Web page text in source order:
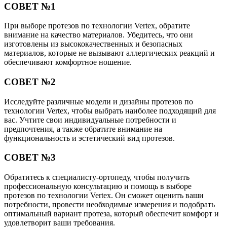
СОВЕТ №1
При выборе протезов по технологии Vertex, обратите
внимание на качество материалов. Убедитесь, что они
изготовлены из высококачественных и безопасных
материалов, которые не вызывают аллергических реакций и
обеспечивают комфортное ношение.
СОВЕТ №2
Исследуйте различные модели и дизайны протезов по
технологии Vertex, чтобы выбрать наиболее подходящий для
вас. Учтите свои индивидуальные потребности и
предпочтения, а также обратите внимание на
функциональность и эстетический вид протезов.
СОВЕТ №3
Обратитесь к специалисту-ортопеду, чтобы получить
профессиональную консультацию и помощь в выборе
протезов по технологии Vertex. Он сможет оценить ваши
потребности, провести необходимые измерения и подобрать
оптимальный вариант протеза, который обеспечит комфорт и
удовлетворит ваши требования.